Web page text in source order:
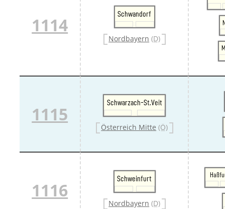
1114
Schwandorf
Nordbayern (D)
1115
Schwarzach-St.Veit
Österreich Mitte (Ö)
1116
Schweinfurt
Nordbayern (D)